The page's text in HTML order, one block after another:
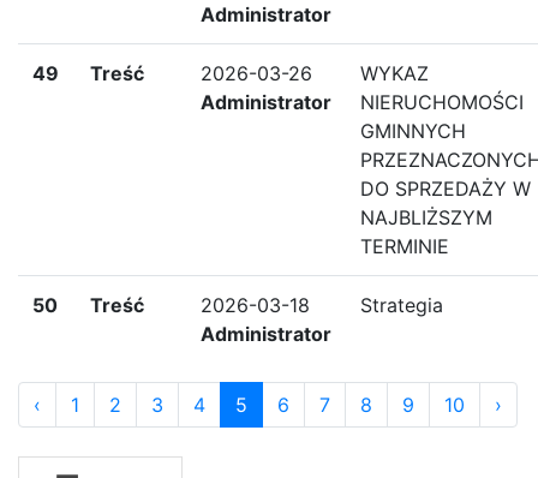
Administrator
49 Treść
2026-03-26
Administrator
WYKAZ
NIERUCHOMOŚCI
GMINNYCH
DO SPRZEDAŻY W
NAJBLIŻSZYM
TERMINIE
50 Treść
2026-03-18
Administrator
Strategia
‹ 1 2 3 4 5 6 7 8 9 10 ›